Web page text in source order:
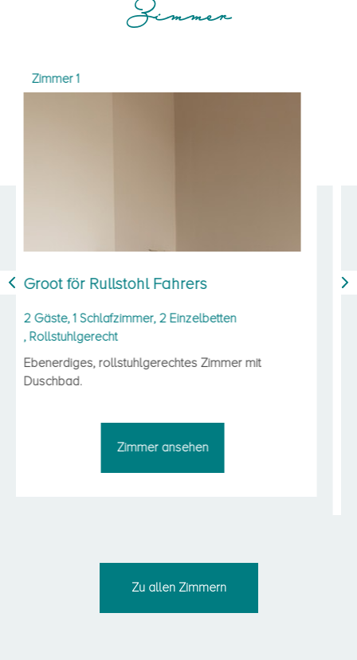
Zimmer
Middel groot för twee
2 Gäste, 1 Schlafzimmer,
2 Einzelbetten (oder 1 Doppelbett)
Ebenerdiges Doppelzimmer mit Duschbad und
Zu allen Zimmern